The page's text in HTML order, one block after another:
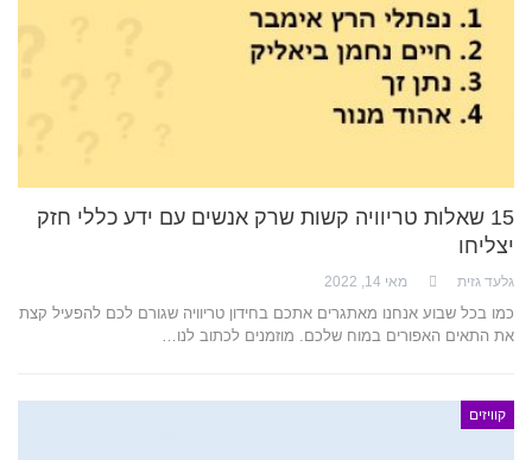
15 שאלות טריוויה קשות שרק אנשים עם ידע כללי חזק
יצליחו
גלעד גזית מאי 14, 2022
כמו בכל שבוע אנחנו מאתגרים אתכם בחידון טריוויה שגורם לכם להפעיל קצת
את התאים האפורים במוח שלכם. מוזמנים לכתוב לנו…
קוויזים